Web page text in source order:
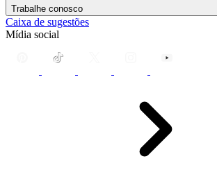
Trabalhe conosco
Caixa de sugestões
Mídia social